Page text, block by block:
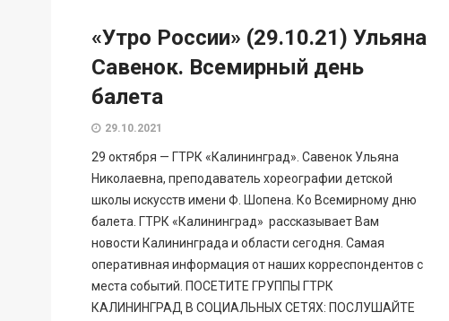
«Утро России» (29.10.21) Ульяна
Савенок. Всемирный день
балета
29.10.2021
29 октября — ГТРК «Калининград». Савенок Ульяна
Николаевна, преподаватель хореографии детской
школы искусств имени Ф. Шопена. Ко Всемирному дню
балета. ГТРК «Калининград» рассказывает Вам
новости Калининграда и области сегодня. Самая
оперативная информация от наших корреспондентов с
места событий. ПОСЕТИТЕ ГРУППЫ ГТРК
КАЛИНИНГРАД В СОЦИАЛЬНЫХ СЕТЯХ: ПОСЛУШАЙТЕ